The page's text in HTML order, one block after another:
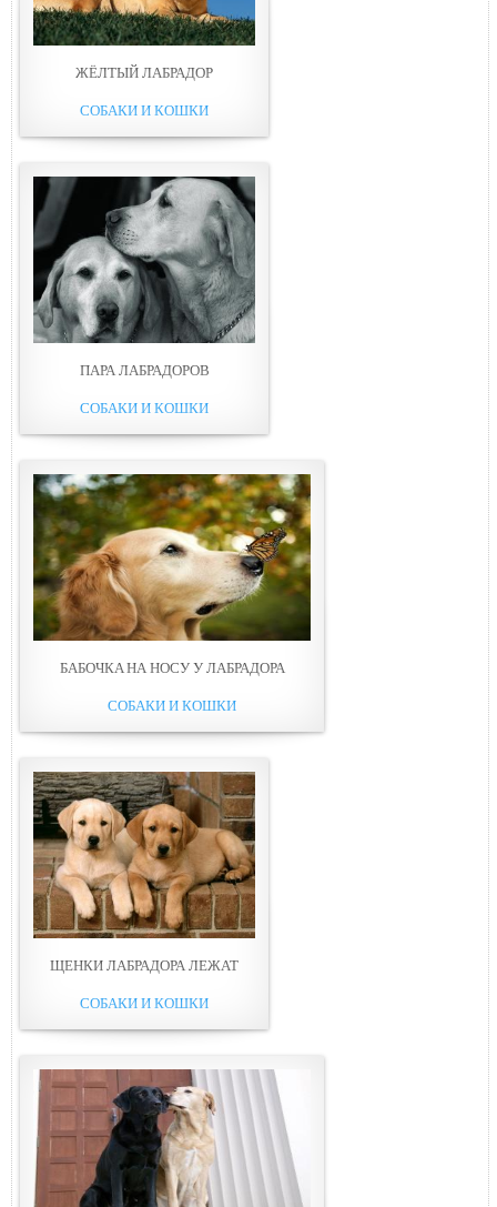
ЖЁЛТЫЙ ЛАБРАДОР
СОБАКИ И КОШКИ
ПАРА ЛАБРАДОРОВ
СОБАКИ И КОШКИ
БАБОЧКA НА НОСУ У ЛАБРАДОРА
СОБАКИ И КОШКИ
ЩЕНКИ ЛАБРАДОРА ЛЕЖАТ
СОБАКИ И КОШКИ